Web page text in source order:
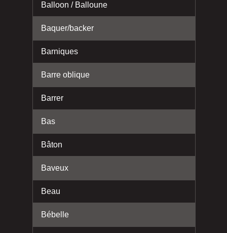
Balloon / Balloune
Baquer/backer
Barniques
Barre oblique
Barrer
Bas
Bâton
Baveux
Beau
Bébelle